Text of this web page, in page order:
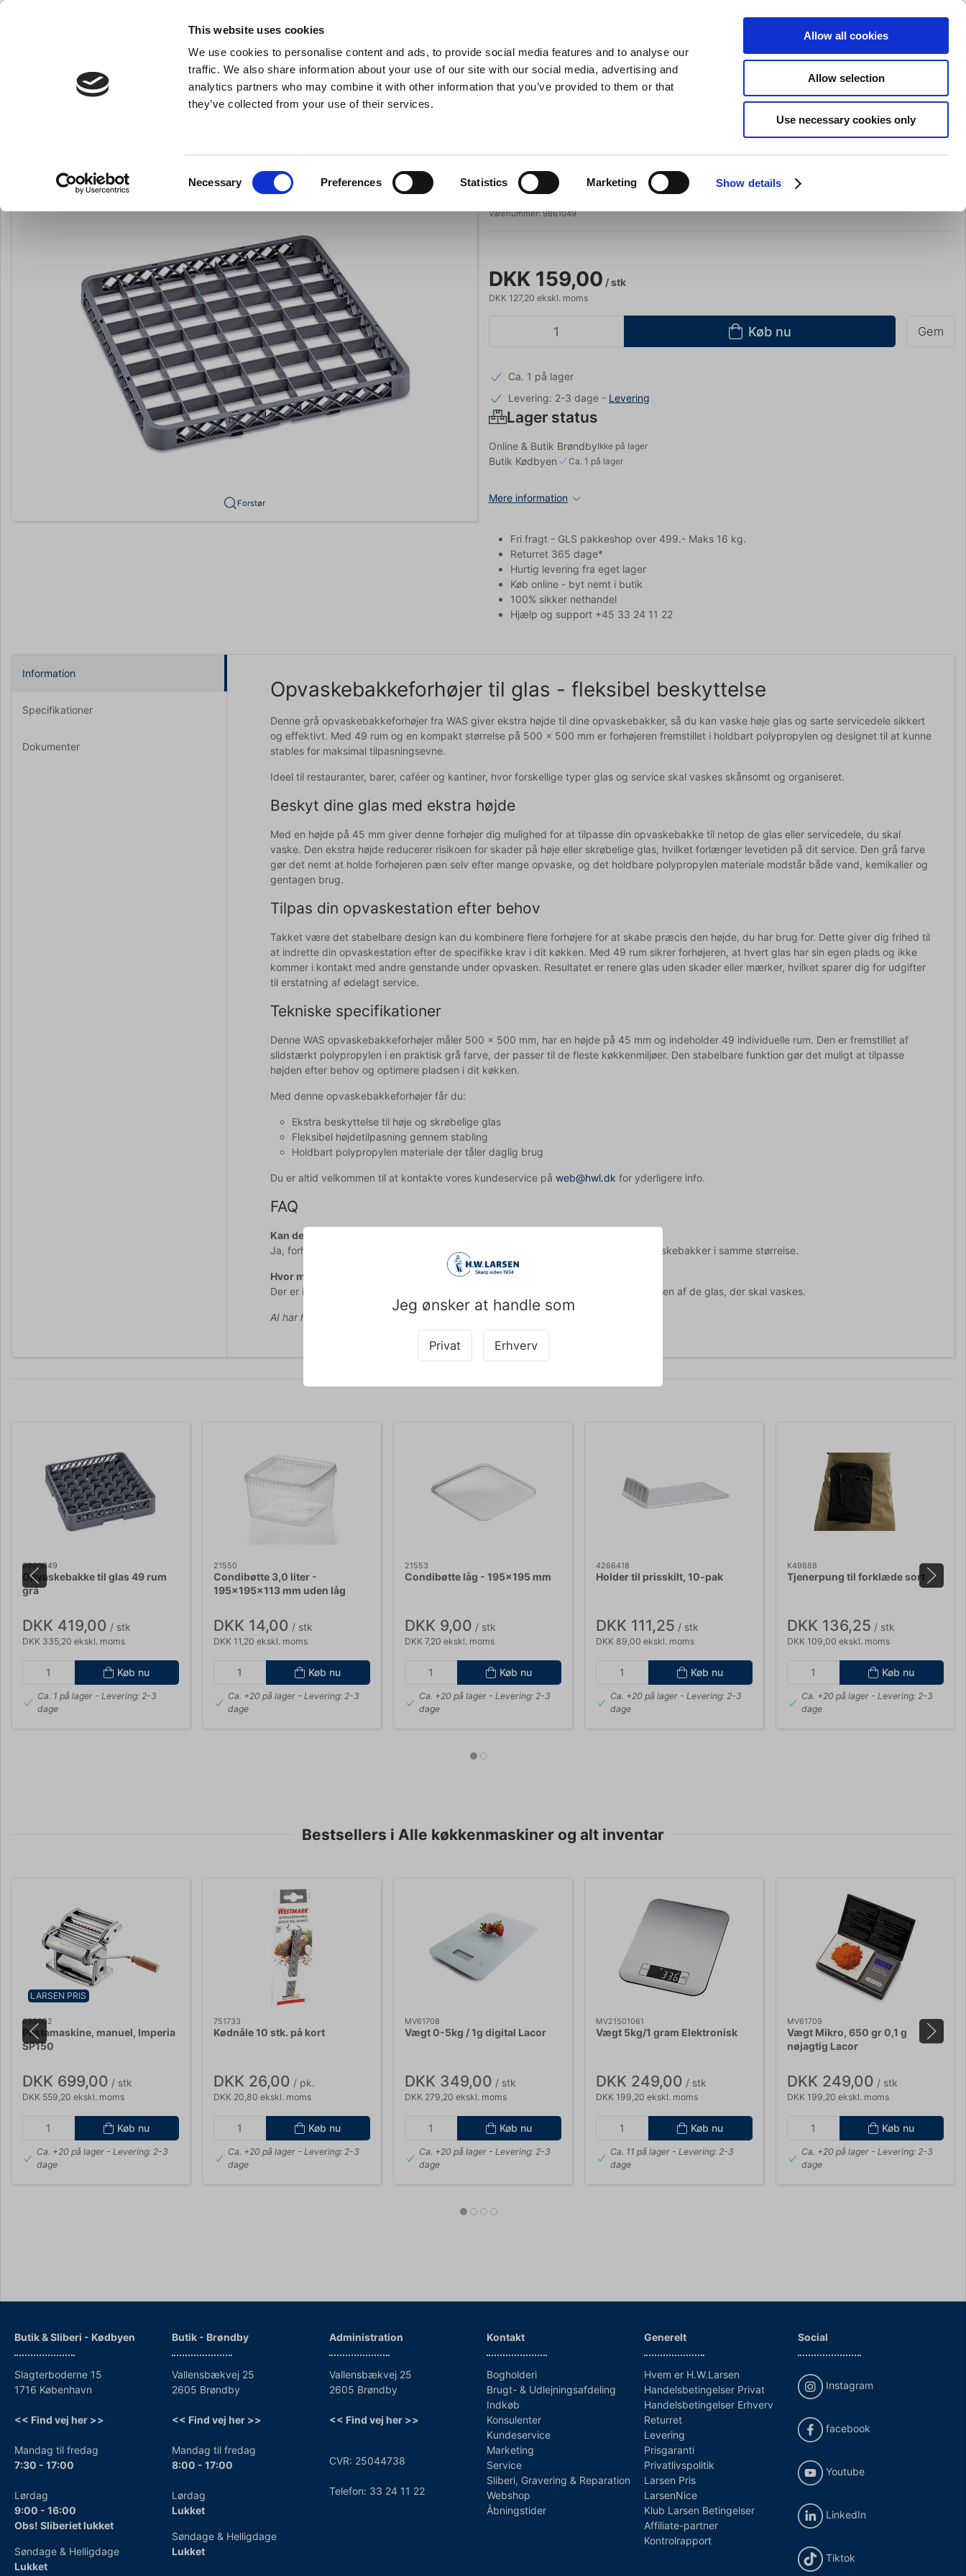
This website uses cookies
We use cookies to personalise content and ads, to provide social media features and to analyse our
traffic. We also share information about your use of our site with our social media, advertising and
analytics partners who may combine it with other information that you’ve provided to them or that
they’ve collected from your use of their services.
Necessary Preferences Statistics Marketing Show details
Allow all cookies
Allow selection
Use necessary cookies only
- Køkkenudstyr til professionelle og entusiaster Søg Indkøbskurv (0)
Køkkenredskaber Gryder & Pander Grill Barudstyr Tilbud Brands Slibning
Jeg ønsker at handle som
Privat Erhverv
Forstør
Opvaskebakkeforhøjer til glas 49 rum
Varenummer:9861049
DKK 159,00 / stk
DKK 127,20 ekskl. moms
Køb nu Gem
Ca. 1 på lager
Levering: 2-3 dage - Levering
Lager status
Online & Butik BrøndbyIkke på lager
Butik Kødbyen Ca. 1 på lager
Mere information
Fri fragt - GLS pakkeshop over 499.- Maks 16 kg.
Returret 365 dage*
Hurtig levering fra eget lager
Køb online - byt nemt i butik
100% sikker nethandel
Hjælp og support +45 33 24 11 22
Information
Specifikationer
Dokumenter
Opvaskebakkeforhøjer til glas - fleksibel beskyttelse
Denne grå opvaskebakkeforhøjer fra WAS giver ekstra højde til dine opvaskebakker, så du kan vaske høje glas og sarte servicedele sikkert
og effektivt. Med 49 rum og en kompakt størrelse på 500 x 500 mm er forhøjeren fremstillet i holdbart polypropylen og designet til at kunne
stables for maksimal tilpasningsevne.
Ideel til restauranter, barer, caféer og kantiner, hvor forskellige typer glas og service skal vaskes skånsomt og organiseret.
Beskyt dine glas med ekstra højde
Med en højde på 45 mm giver denne forhøjer dig mulighed for at tilpasse din opvaskebakke til netop de glas eller servicedele, du skal
vaske. Den ekstra højde reducerer risikoen for skader på høje eller skrøbelige glas, hvilket forlænger levetiden på dit service. Den grå farve
gør det nemt at holde forhøjeren pæn selv efter mange opvaske, og det holdbare polypropylen materiale modstår både vand, kemikalier og
gentagen brug.
Tilpas din opvaskestation efter behov
Takket være det stabelbare design kan du kombinere flere forhøjere for at skabe præcis den højde, du har brug for. Dette giver dig frihed til
at indrette din opvaskestation efter de specifikke krav i dit køkken. Med 49 rum sikrer forhøjeren, at hvert glas har sin egen plads og ikke
kommer i kontakt med andre genstande under opvasken. Resultatet er renere glas uden skader eller mærker, hvilket sparer dig for udgifter
til erstatning af ødelagt service.
Tekniske specifikationer
Denne WAS opvaskebakkeforhøjer måler 500 x 500 mm, har en højde på 45 mm og indeholder 49 individuelle rum. Den er fremstillet af
slidstærkt polypropylen i en praktisk grå farve, der passer til de fleste køkkenmiljøer. Den stabelbare funktion gør det muligt at tilpasse
højden efter behov og optimere pladsen i dit køkken.
Med denne opvaskebakkeforhøjer får du:
Ekstra beskyttelse til høje og skrøbelige glas
Fleksibel højdetilpasning gennem stabling
Holdbart polypropylen materiale der tåler daglig brug
Du er altid velkommen til at kontakte vores kundeservice på web@hwl.dk for yderligere info.
FAQ
Kan denne forhøjer bruges sammen med andre opvaskebakker?
Ja, forhøjeren har standardmål (500 x 500 mm) og kan bruges med de fleste opvaskebakker i samme størrelse.
Hvor mange forhøjere kan stables oven på hinanden?
Der er ikke en fast grænse, men vi anbefaler at vurdere stabiliteten baseret på højden af de glas, der skal vaskes.
AI har hjulpet med teksten og derfor tages der forbehold for fejl.
9860049
Opvaskebakke til glas 49 rum
grå
DKK 419,00 / stk
DKK 335,20 ekskl. moms
Køb nu
Ca. 1 på lager- Levering: 2-3
dage
21550
Condibøtte 3,0 liter -
195x195x113 mm uden låg
DKK 14,00 / stk
DKK 11,20 ekskl. moms
Køb nu
Ca. +20 på lager- Levering: 2-3
dage
21553
Condibøtte låg - 195x195 mm
DKK 9,00 / stk
DKK 7,20 ekskl. moms
Køb nu
Ca. +20 på lager- Levering: 2-3
dage
4266418
Holder til prisskilt, 10-pak
DKK 111,25 / stk
DKK 89,00 ekskl. moms
Køb nu
Ca. +20 på lager- Levering: 2-3
dage
K49888
Tjenerpung til forklæde sort
DKK 136,25 / stk
DKK 109,00 ekskl. moms
Køb nu
Ca. +20 på lager- Levering: 2-3
dage
Bestsellers i Alle køkkenmaskiner og alt inventar
LARSEN PRIS
690002
Pastamaskine, manuel, Imperia
SP150
DKK 699,00 / stk
DKK 559,20 ekskl. moms
Køb nu
Ca. +20 på lager- Levering: 2-3
dage
751733
Kødnåle 10 stk. på kort
DKK 26,00 / pk.
DKK 20,80 ekskl. moms
Køb nu
Ca. +20 på lager- Levering: 2-3
dage
MV61708
Vægt 0-5kg / 1g digital Lacor
DKK 349,00 / stk
DKK 279,20 ekskl. moms
Køb nu
Ca. +20 på lager- Levering: 2-3
dage
MV21501061
Vægt 5kg/1 gram Elektronisk
DKK 249,00 / stk
DKK 199,20 ekskl. moms
Køb nu
Ca. 11 på lager - Levering: 2-3
dage
MV61709
Vægt Mikro, 650 gr 0,1 g
nøjagtig Lacor
DKK 249,00 / stk
DKK 199,20 ekskl. moms
Køb nu
Ca. +20 på lager- Levering: 2-3
dage
Butik & Sliberi - Kødbyen
Slagterboderne 15
1716 København
<< Find vej her >>
Mandag til fredag
7:30 - 17:00
Lørdag
9:00 - 16:00
Obs! Sliberiet lukket
Søndage & Helligdage
Lukket
Butik - Brøndby
Vallensbækvej 25
2605 Brøndby
<< Find vej her >>
Mandag til fredag
8:00 - 17:00
Lørdag
Lukket
Søndage & Helligdage
Lukket
Administration
Vallensbækvej 25
2605 Brøndby
<< Find vej her >>
CVR: 25044738
Telefon: 33 24 11 22
Kontakt
Bogholderi
Brugt- & Udlejningsafdeling
Indkøb
Konsulenter
Kundeservice
Marketing
Service
Sliberi, Gravering & Reparation
Webshop
Åbningstider
Generelt
Hvem er H.W.Larsen
Handelsbetingelser Privat
Handelsbetingelser Erhverv
Returret
Levering
Prisgaranti
Privatlivspolitik
Larsen Pris
LarsenNice
Klub Larsen Betingelser
Affiliate-partner
Kontrolrapport
Social
Instagram
facebook
Youtube
LinkedIn
Tiktok